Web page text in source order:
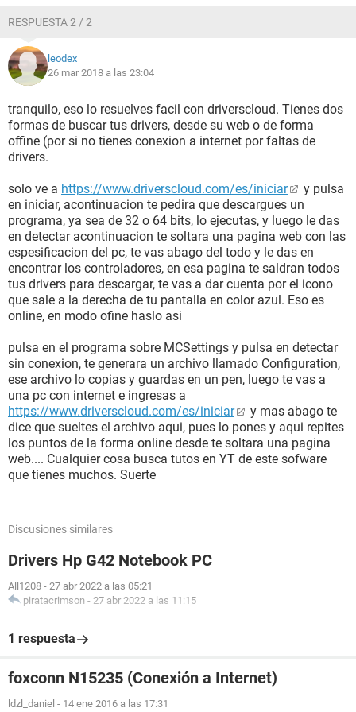
Multimedia:
Adaptador de audio IDT 92HD81B1X @ Intel Cougar Point
PCH - High Definition Audio Controller [B-2]
Point PCH - High Definition Audio Controller [B-2]
Almacenamiento:
Controladora IDE Controladora ATA de serie AHCI 1.0
Unidad de disco TOSHIBA MQ01ABD050 ATA Device (500
GB, 5400 RPM, SATA-II)
Unidad óptica hp CDDVDW TS-L633R ATA Device
Estado SMART de los discos duros Aceptar
Particiones:
C: (NTFS) [ TRIAL VERSION ]
D: (NTFS) 365.7 GB (365.6 GB libre)
Tamaño total [ TRIAL VERSION ]
Entrada:
Teclado Teclado PS/2 estándar
Mouse Mouse compatible con HID
Mouse Mouse compatible PS/2
Red:
Dirección IP primaria [ TRIAL VERSION ]
Dirección MAC primaria CC-52-AF-57-06-C3
Adaptador de red Broadcom 4313 802.11b/g/n (192. [ TRIAL
personal)
Periféricos:
Impresora Fax
Impresora Microsoft XPS Document Writer
Controladora USB2 Intel Cougar Point PCH - USB EHCI #1
Controladora USB2 Intel Cougar Point PCH - USB EHCI #2
Controller [B-2]
Dispositivo USB Dispositivo de entrada USB
Dispositivo USB Generic Bluetooth Adapter
RESPUESTA 2 / 2
leodex
26 mar 2018 a las 23:04
tranquilo, eso lo resuelves facil con driverscloud. Tienes dos
formas de buscar tus drivers, desde su web o de forma
offine (por si no tienes conexion a internet por faltas de
drivers.
solo ve a https://www.driverscloud.com/es/iniciar
y pulsa
en iniciar, acontinuacion te pedira que descargues un
programa, ya sea de 32 o 64 bits, lo ejecutas, y luego le das
en detectar acontinuacion te soltara una pagina web con las
espesificacion del pc, te vas abago del todo y le das en
encontrar los controladores, en esa pagina te saldran todos
tus drivers para descargar, te vas a dar cuenta por el icono
que sale a la derecha de tu pantalla en color azul. Eso es
online, en modo ofine haslo asi
pulsa en el programa sobre MCSettings y pulsa en detectar
sin conexion, te generara un archivo llamado Configuration,
ese archivo lo copias y guardas en un pen, luego te vas a
una pc con internet e ingresas a
https://www.driverscloud.com/es/iniciar
y mas abago te
dice que sueltes el archivo aqui, pues lo pones y aqui repites
los puntos de la forma online desde te soltara una pagina
web.... Cualquier cosa busca tutos en YT de este sofware
que tienes muchos. Suerte
Discusiones similares
Drivers Hp G42 Notebook PC
All1208 - 27 abr 2022 a las 05:21
piratacrimson - 27 abr 2022 a las 11:15
1 respuesta
foxconn N15235 (Conexión a Internet)
ldzl_daniel - 14 ene 2016 a las 17:31